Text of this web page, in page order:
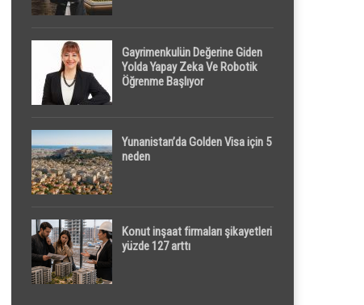
Gayrimenkulün Değerine Giden
Yolda Yapay Zeka Ve Robotik
Öğrenme Başlıyor
Yunanistan’da Golden Visa için 5
neden
Konut inşaat firmaları şikayetleri
yüzde 127 arttı